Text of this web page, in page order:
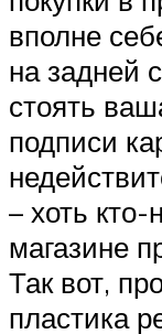
вполне
на задней
стоять
подписи
– хоть
магазине
Так вот,
пластика